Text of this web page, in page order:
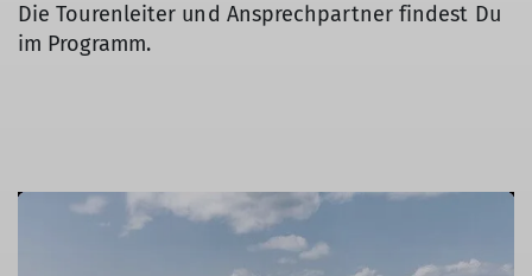
Die Tourenleiter und Ansprechpartner findest Du
im Programm.